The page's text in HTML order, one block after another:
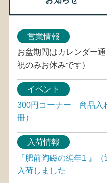
営業情報
お盆期間はカレンダー
祝のみお休みです）
イベント
300円コーナー 商品入
冊）
入荷情報
『肥前陶磁の編年1 』
入荷しました